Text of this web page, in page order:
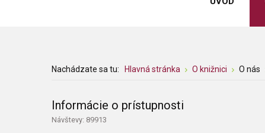
Nachádzate sa tu: Hlavná stránka O knižnici O nás
Informácie o prístupnosti
Návštevy: 89913